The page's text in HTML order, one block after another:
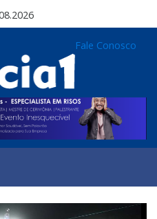
Fale Conosco